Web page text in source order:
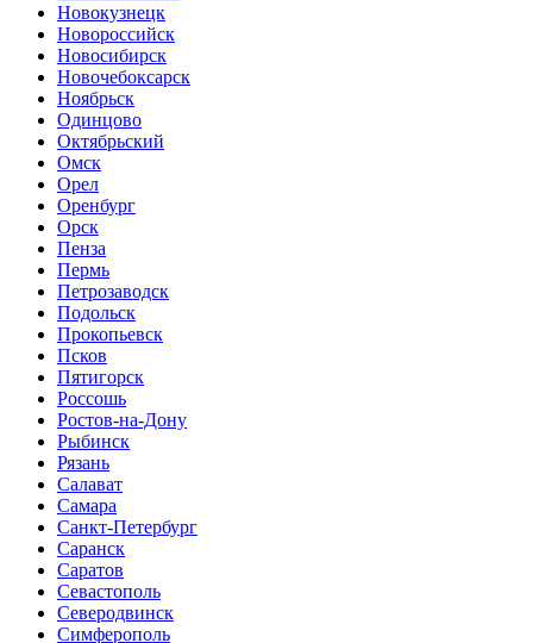
Новокузнецк
Новороссийск
Новосибирск
Новочебоксарск
Ноябрьск
Одинцово
Октябрьский
Омск
Орел
Оренбург
Орск
Пенза
Пермь
Петрозаводск
Подольск
Прокопьевск
Псков
Пятигорск
Россошь
Ростов-на-Дону
Рыбинск
Рязань
Салават
Самара
Санкт-Петербург
Саранск
Саратов
Севастополь
Северодвинск
Симферополь